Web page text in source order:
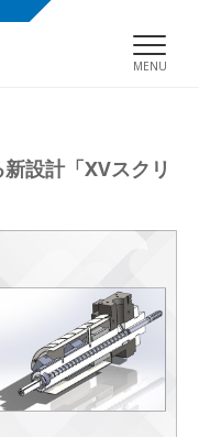
MENU
設計「XVスクリ